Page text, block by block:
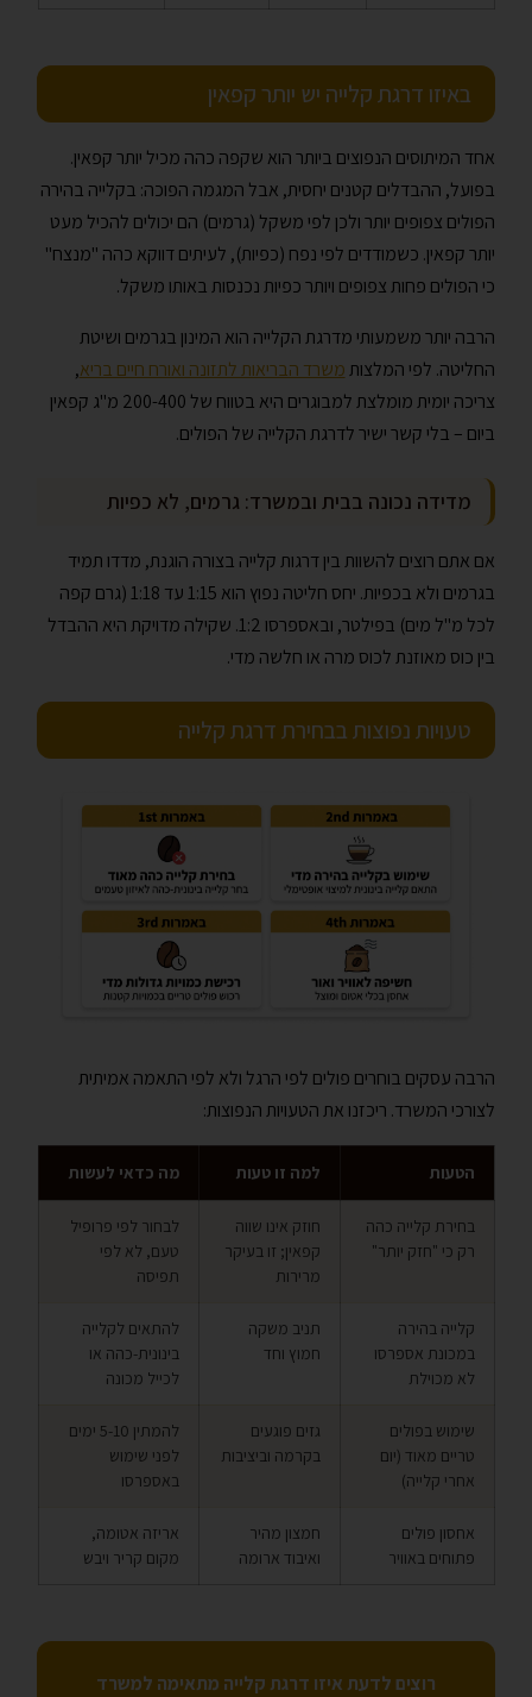
באיזו דרגת קלייה יש יותר קפאין
אחד המיתוסים הנפוצים ביותר הוא שקפה כהה מכיל יותר קפאין.
בפועל, ההבדלים קטנים יחסית, אבל המגמה הפוכה: בקלייה בהירה
הפולים צפופים יותר ולכן לפי משקל (גרמים) הם יכולים להכיל מעט
יותר קפאין. כשמודדים לפי נפח (כפיות), לעיתים דווקא כהה "מנצח"
כי הפולים פחות צפופים ויותר כפיות נכנסות באותו משקל.
הרבה יותר משמעותי מדרגת הקלייה הוא המינון בגרמים ושיטת
החליטה. לפי המלצותמשרד הבריאות לתזונה ואורח חיים בריא,
צריכה יומית מומלצת למבוגרים היא בטווח של 200-400 מ"ג קפאין
ביום – בלי קשר ישיר לדרגת הקלייה של הפולים.
מדידה נכונה בבית ובמשרד: גרמים, לא כפיות
אם אתם רוצים להשוות בין דרגות קלייה בצורה הוגנת, מדדו תמיד
בגרמים ולא בכפיות. יחס חליטה נפוץ הוא 1:15 עד 1:18 (גרם קפה
לכל מ"ל מים) בפילטר, ובאספרסו 1:2. שקילה מדויקת היא ההבדל
בין כוס מאוזנת לכוס מרה או חלשה מדי.
טעויות נפוצות בבחירת דרגת קלייה
הרבה עסקים בוחרים פולים לפי הרגל ולא לפי התאמה אמיתית
לצורכי המשרד. ריכזנו את הטעויות הנפוצות:
הטעות למה זו טעות מה כדאי לעשות
בחירת קלייה כהה
רק כי "חזק יותר"
חוזק אינו שווה
קפאין; זו בעיקר
מרירות
לבחור לפי פרופיל
טעם, לא לפי
תפיסה
קלייה בהירה
במכונת אספרסו
לא מכוילת
תניב משקה
חמוץ וחד
להתאים לקלייה
בינונית-כהה או
לכייל מכונה
שימוש בפולים
טריים מאוד (יום
אחרי קלייה)
גזים פוגעים
בקרמה וביציבות
להמתין 5-10 ימים
לפני שימוש
באספרסו
אחסון פולים
פתוחים באוויר
חמצון מהיר
ואיבוד ארומה
אריזה אטומה,
מקום קריר ויבש
רוצים לדעת איזו דרגת קלייה מתאימה למשרד